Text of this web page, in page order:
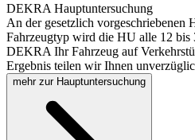
DEKRA Hauptuntersuchung
An der gesetzlich vorgeschriebenen
Fahrzeugtyp wird die HU alle 12
DEKRA Ihr Fahrzeug auf
Ergebnis teilen wir Ihnen
mehr zur Hauptuntersuchung